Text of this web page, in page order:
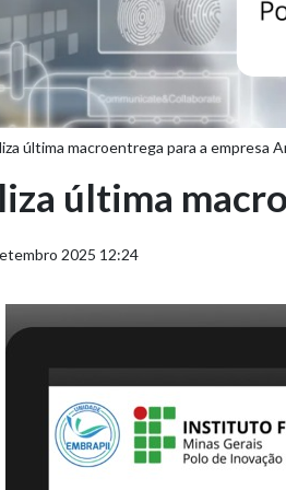
última macroentrega para a empresa
última
2025 12:24